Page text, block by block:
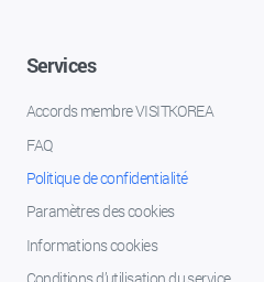
Services
Accords membre VISITKOREA
FAQ
Politique de confidentialité
Paramètres des cookies
Informations cookies